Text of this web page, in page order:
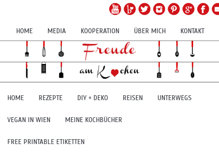
HOME MEDIA KOOPERATION ÜBER MICH KONTAKT
HOME REZEPTE DIY + DEKO REISEN UNTERWEGS
VEGAN IN WIEN MEINE KOCHBÜCHER
FREE PRINTABLE ETIKETTEN